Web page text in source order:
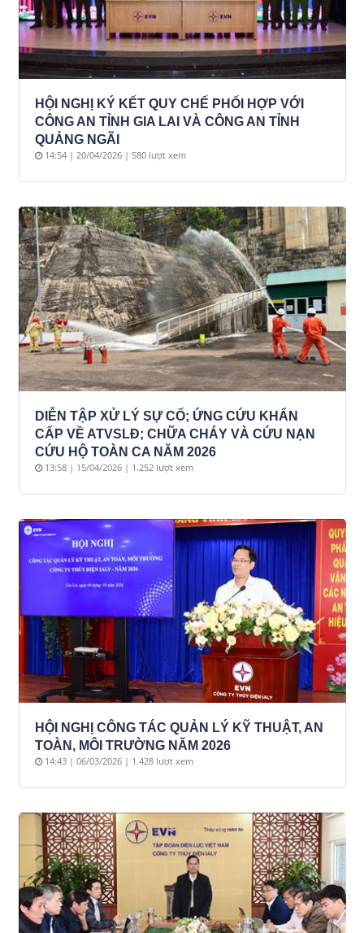
HỘI NGHỊ KÝ KẾT QUY CHẾ PHỐI HỢP VỚI
CÔNG AN TỈNH GIA LAI VÀ CÔNG AN TỈNH
QUẢNG NGÃI
14:54 | 20/04/2026 | 580 lượt xem
DIỄN TẬP XỬ LÝ SỰ CỐ; ỨNG CỨU KHẨN
CẤP VỀ ATVSLĐ; CHỮA CHÁY VÀ CỨU NẠN
CỨU HỘ TOÀN CA NĂM 2026
13:58 | 15/04/2026 | 1.252 lượt xem
HỘI NGHỊ CÔNG TÁC QUẢN LÝ KỸ THUẬT, AN
TOÀN, MÔI TRƯỜNG NĂM 2026
14:43 | 06/03/2026 | 1.428 lượt xem